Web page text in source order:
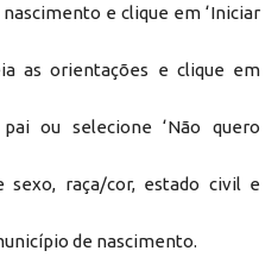
e clique em ‘Iniciar
as orientações e clique em
ou selecione ‘Não quero
sexo, raça/cor, estado civil e
de nascimento.